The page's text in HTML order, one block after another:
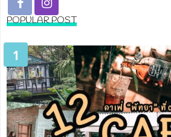
POPULAR POST
1